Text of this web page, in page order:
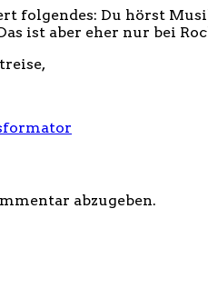
folgendes: Du hörst
ist aber eher nur bei
abzugeben.